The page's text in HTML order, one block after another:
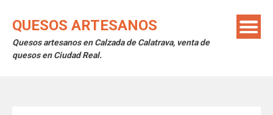
contenido
QUESOS ARTESANOS
Quesos artesanos en Calzada de Calatrava, venta de
quesos en Ciudad Real.